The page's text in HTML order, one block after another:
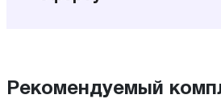
Рекомендуемый